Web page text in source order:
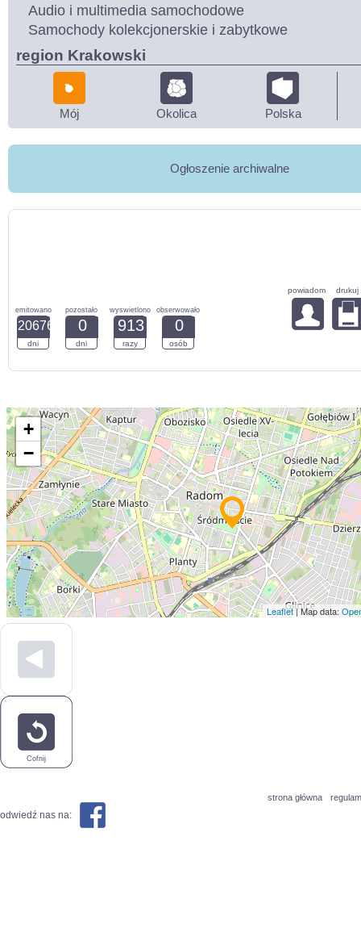
Audio i multimedia samochodowe
Samochody kolekcjonerskie i zabytkowe
region Krakowski
Mój Okolica Polska
Ogłoszenie archiwalne
emitowano
20676
dni
pozostało
0
dni
wyswietlono
913
razy
obserwowało
0
osób
powiadom drukuj
+
−
Leaflet| Map data:
Cofnij
strona główna
odwiedź nas na: